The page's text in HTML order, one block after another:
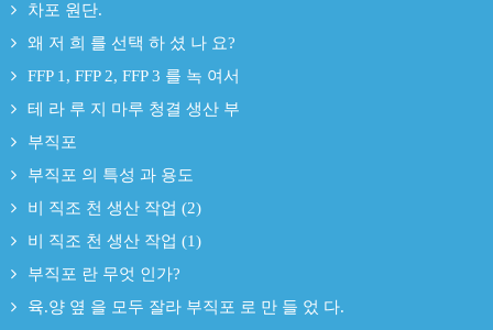
차포 원단.
왜 저 희 를 선택 하 셨 나 요?
FFP 1, FFP 2, FFP 3 를 녹 여서
테 라 루 지 마루 청결 생산 부
부직포
부직포 의 특성 과 용도
비 직조 천 생산 작업 (2)
비 직조 천 생산 작업 (1)
부직포 란 무엇 인가?
육.양 옆 을 모두 잘라 부직포 로 만 들 었 다.